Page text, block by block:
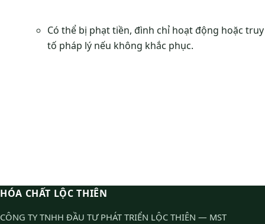
Có thể bị phạt tiền, đình chỉ hoạt động hoặc truy
tố pháp lý nếu không khắc phục.
HÓA CHẤT LỘC THIÊN
CÔNG TY TNHH ĐẦU TƯ PHÁT TRIỂN LỘC THIÊN — MST